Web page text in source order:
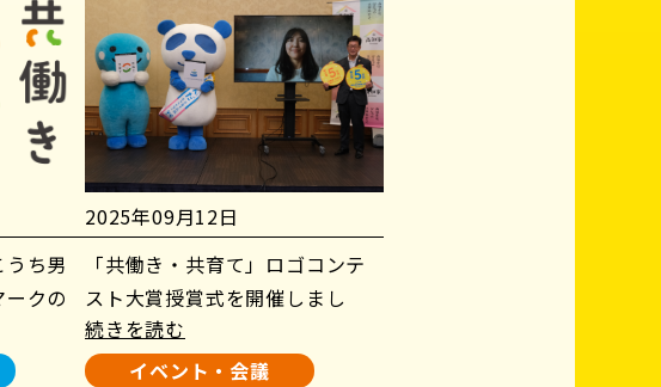
うち男
クの
2025年09月12日
「共働き・共育て」ロゴコンテ
スト大賞授賞式を開催しまし
た！
続きを読む
イベント・会議